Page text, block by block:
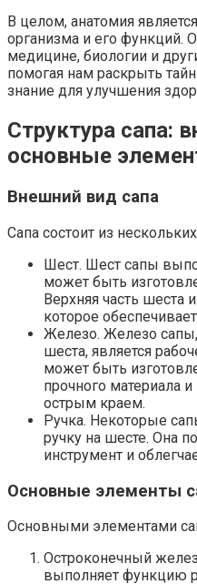
В целом, анатомия
организма и его функций.
медицине, биологии и
помогая нам раскрыть
знание для улучшения
Структура сапа:
основные
Внешний вид сапа
Сапа состоит из
Шест. Шест сапы
может быть
Верхняя часть шеста
которое
Железо. Железо
шеста, является
может быть
прочного материала
острым краем.
Ручка. Некоторые
ручку на шесте. Она
инструмент и
Основные элементы
Основными элементами
Остроконечный
выполняет функцию